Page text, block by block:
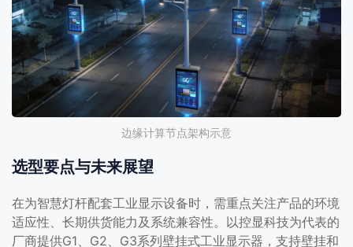
边缘计算节点架构示意
选型要点与未来展望
在为智慧灯杆配套工业显示设备时，需重点关注产品的环境
适应性、长期供货能力及系统兼容性。以控显科技为代表的
厂商提供G1、G2、G3系列壁挂式工业显示器，支持壁挂和